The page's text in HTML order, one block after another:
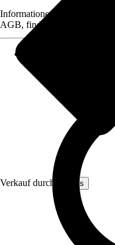
Verkauf durch: Hilnes
Informationen des
AGB, finden Sie bei Klick auf